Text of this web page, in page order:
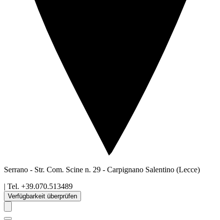
Serrano - Str. Com. Scine n. 29 - Carpignano Salentino (Lecce)
| Tel. +39.070.513489
Verfügbarkeit überprüfen